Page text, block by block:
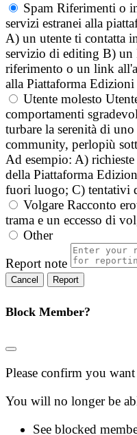
Spam Riferimenti o
servizi estranei alla
A) un utente ti contatta
servizio di editing B)
riferimento o un link
alla Piattaforma Edizioni
Utente molesto
comportamenti
turbare la serenità di
community, perlopiù
Ad esempio: A)
della Piattaforma
fuori luogo; C) tentativi
Volgare Racconto
trama e un eccesso di
Other
Report note
Report
Block Member?
Please confirm you
You will no longer be
See blocked